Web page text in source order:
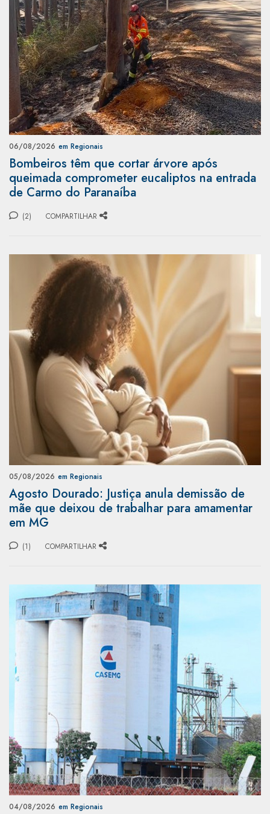
06/08/2026 em Regionais
Bombeiros têm que cortar árvore após
queimada comprometer eucaliptos na entrada
de Carmo do Paranaíba
(2) COMPARTILHAR
05/08/2026 em Regionais
Agosto Dourado: Justiça anula demissão de
mãe que deixou de trabalhar para amamentar
em MG
(1) COMPARTILHAR
04/08/2026 em Regionais